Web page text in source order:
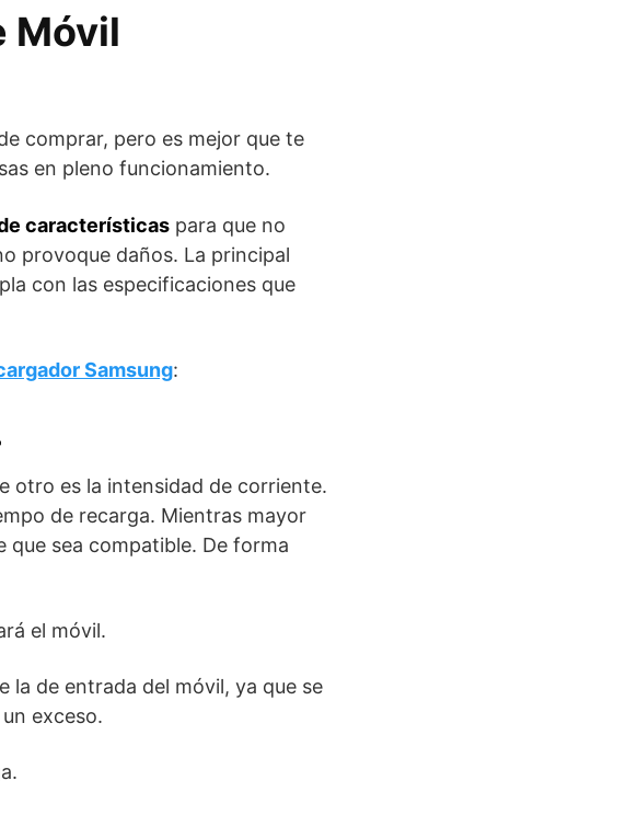
Móvil
comprar, pero es mejor que te
en pleno funcionamiento.
características para que no
provoque daños. La principal
con las especificaciones que
Samsung:
otro es la intensidad de corriente.
de recarga. Mientras mayor
que sea compatible. De forma
el móvil.
la de entrada del móvil, ya que se
exceso.